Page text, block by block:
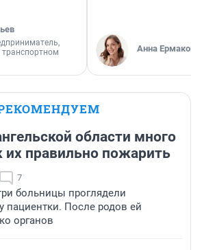
транспортном
Анна Ермакова
области много
их правильно пожарить
7
больницы проглядели
пациентки. После родов ей
органов